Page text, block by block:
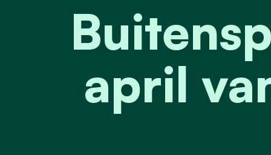
april